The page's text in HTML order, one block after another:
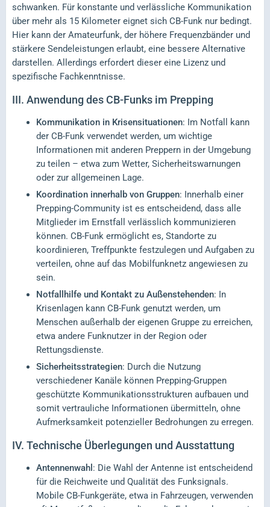
schwanken. Für konstante und verlässliche Kommunikation
über mehr als 15 Kilometer eignet sich CB-Funk nur bedingt.
Hier kann der Amateurfunk, der höhere Frequenzbänder und
stärkere Sendeleistungen erlaubt, eine bessere Alternative
darstellen. Allerdings erfordert dieser eine Lizenz und
spezifische Fachkenntnisse.
III. Anwendung des CB-Funks im Prepping
Kommunikation in Krisensituationen: Im Notfall kann
der CB-Funk verwendet werden, um wichtige
Informationen mit anderen Preppern in der Umgebung
zu teilen – etwa zum Wetter, Sicherheitswarnungen
oder zur allgemeinen Lage.
Koordination innerhalb von Gruppen: Innerhalb einer
Prepping-Community ist es entscheidend, dass alle
Mitglieder im Ernstfall verlässlich kommunizieren
können. CB-Funk ermöglicht es, Standorte zu
koordinieren, Treffpunkte festzulegen und Aufgaben zu
verteilen, ohne auf das Mobilfunknetz angewiesen zu
sein.
Notfallhilfe und Kontakt zu Außenstehenden: In
Krisenlagen kann CB-Funk genutzt werden, um
Menschen außerhalb der eigenen Gruppe zu erreichen,
etwa andere Funknutzer in der Region oder
Rettungsdienste.
Sicherheitsstrategien: Durch die Nutzung
verschiedener Kanäle können Prepping-Gruppen
geschützte Kommunikationsstrukturen aufbauen und
somit vertrauliche Informationen übermitteln, ohne
Aufmerksamkeit potenzieller Bedrohungen zu erregen.
IV. Technische Überlegungen und Ausstattung
Antennenwahl : Die Wahl der Antenne ist entscheidend
für die Reichweite und Qualität des Funksignals.
Mobile CB-Funkgeräte, etwa in Fahrzeugen, verwenden